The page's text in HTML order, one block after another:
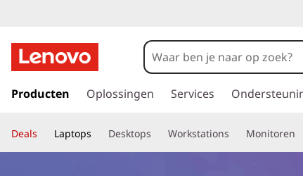
a
a
r
Producten Oplossingen Services
Deals Laptops Desktops Workstations Monitoren